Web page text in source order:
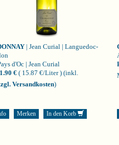
| Jean Curial | Languedoc-
d'Oc | Jean Curial
€ ( 15.87 €/Liter ) (inkl.
Versandkosten)
Merken In den Korb